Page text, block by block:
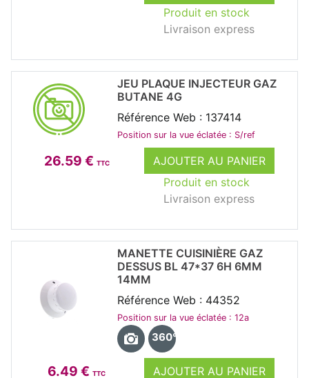
Produit en stock
Livraison express
26.59 € TTC
AJOUTER AU PANIER
Produit en stock
Livraison express
JEU PLAQUE INJECTEUR GAZ
BUTANE 4G
Référence Web : 137414
Position sur la vue éclatée : S/ref
6.49 € TTC AJOUTER AU PANIER
MANETTE CUISINIÈRE GAZ
DESSUS BL 47*37 6H 6MM
14MM
Référence Web : 44352
Position sur la vue éclatée : 12a
360°